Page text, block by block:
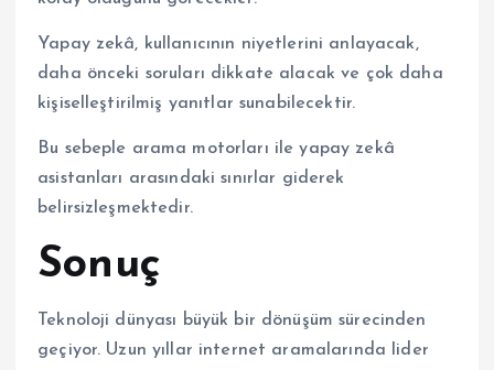
Yapay zekâ, kullanıcının niyetlerini anlayacak,
daha önceki soruları dikkate alacak ve çok daha
kişiselleştirilmiş yanıtlar sunabilecektir.
Bu sebeple arama motorları ile yapay zekâ
asistanları arasındaki sınırlar giderek
belirsizleşmektedir.
Sonuç
Teknoloji dünyası büyük bir dönüşüm sürecinden
geçiyor. Uzun yıllar internet aramalarında lider